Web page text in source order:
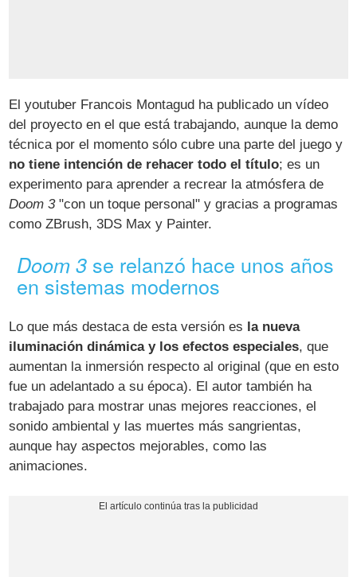
El youtuber Francois Montagud ha publicado un vídeo
del proyecto en el que está trabajando, aunque la demo
técnica por el momento sólo cubre una parte del juego y
no tiene intención de rehacer todo el título; es un
experimento para aprender a recrear la atmósfera de
Doom 3"con un toque personal" y gracias a programas
como ZBrush, 3DS Max y Painter.
Doom 3 se relanzó hace unos años
en sistemas modernos
Lo que más destaca de esta versión es la nueva
iluminación dinámica y los efectos especiales, que
aumentan la inmersión respecto al original (que en esto
fue un adelantado a su época). El autor también ha
trabajado para mostrar unas mejores reacciones, el
sonido ambiental y las muertes más sangrientas,
aunque hay aspectos mejorables, como las
animaciones.